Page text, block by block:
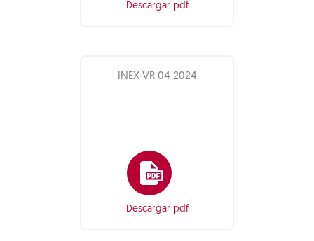
Descargar pdf
INEX-VR 04 2024
Descargar pdf